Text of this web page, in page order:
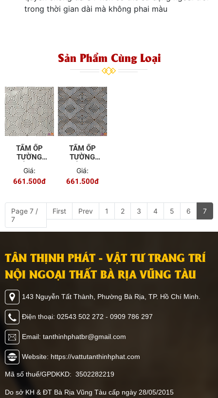
trong thời gian dài mà không phai màu
Sản Phẩm Cùng Loại
TẤM ỐP
TƯỜNG
TO-52-1
Giá:
661.500đ
TẤM ỐP
TƯỜNG
TO-52-2
Giá:
661.500đ
Page 7 /
7
First Prev 1 2 3 4 5 6 7
TÂN THỊNH PHÁT - VẬT TƯ TRANG TRÍ
NỘI NGOẠI THẤT BÀ RỊA VŨNG TÀU
143 Nguyễn Tất Thành, Phường Bà Rịa, TP. Hồ Chí Minh.
Điện thoại: 02543 502 272 - 0909 786 297
Email: tanthinhphatbr@gmail.com
Website: https://vattutanthinhphat.com
Mã số thuế/GPDKKD: 3502282219
Do sở KH & ĐT Bà Rịa Vũng Tàu cấp ngày 28/05/2015